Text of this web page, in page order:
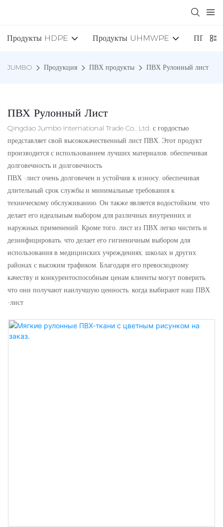
Продукты HDPE Продукты UHMWPE ПП
JUMBO Продукция ПВХ продукты ПВХ Рулонный лист
ПВХ Рулонный Лист
Qingdao Jumbo International Trade Co., Ltd. с гордостью
представляет свой высококачественный лист ПВХ. Этот продукт
производится с использованием лучших материалов, обеспечивая
долговечность и долговечность
ПВХ -лист очень долговечен и устойчив к износу, обеспечивая
длительный срок службы и минимальные требования к
техническому обслуживанию. Он также является водостойким, что
делает его идеальным выбором для различных внутренних и
наружных применений. Кроме того, лист из ПВХ легко чистить и
дезинфицировать, что делает его гигиеничным выбором для
использования в медицинских учреждениях, школах и других
районах с высоким трафиком. Благодаря его превосходному
качеству и конкурентоспособным ценам клиенты могут поверить,
что они получают наилучшую ценность, когда выбирают наш ПВХ
-лист